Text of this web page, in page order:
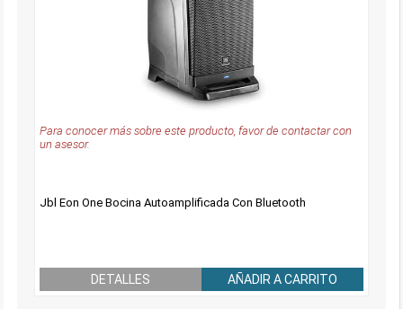
Para conocer más sobre este producto, favor de contactar con
un asesor.
Jbl Eon One Bocina Autoamplificada Con Bluetooth
DETALLES AÑADIR A CARRITO